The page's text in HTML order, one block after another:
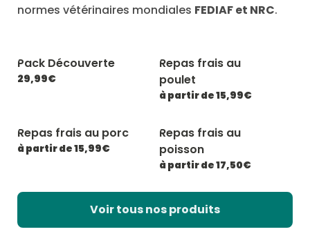
normes vétérinaires mondiales FEDIAF et NRC.
-20% avec CATCHEF20
Pack Découverte
29,99€
-20% avec CATCHEF20
Repas frais au
poulet
à partir de 15,99€
-20% avec CATCHEF20
Repas frais au porc
à partir de 15,99€
-20% avec CATCHEF20
Repas frais au
poisson
à partir de 17,50€
Voir tous nos produits